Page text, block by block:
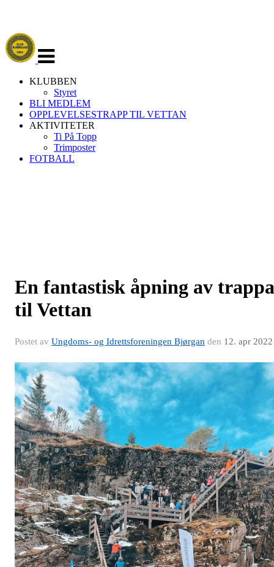
navigasjon
KLUBBEN
Styret
BLI MEDLEM
OPPLEVELSESTRAPP TIL VETTAN
AKTIVITETER
Ti På Topp
Trimposter
FOTBALL
En fantastisk åpning av trappa
til Vettan
Postet av Ungdoms- og Idrettsforeningen Bjørgan den 12. apr 2022